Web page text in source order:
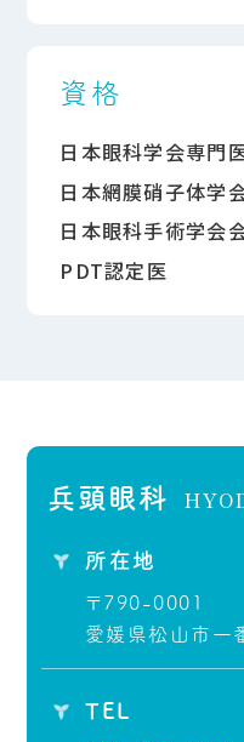
資格
日本眼科学会専門
日本網膜硝子体学
日本眼科手術学会
PDT認定医
兵頭眼科
所在地
〒790-0001
愛媛県松山市一
TEL